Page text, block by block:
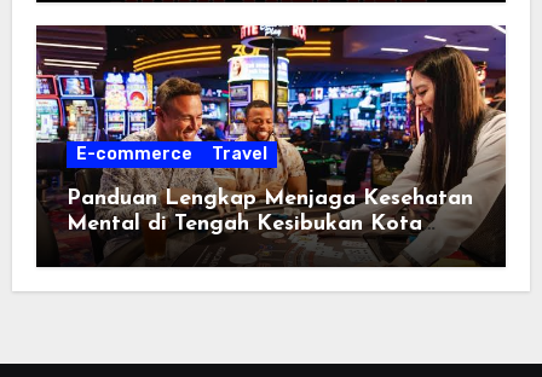
E-commerce Travel
Panduan Lengkap Menjaga Kesehatan
Mental di Tengah Kesibukan Kota
Seattle